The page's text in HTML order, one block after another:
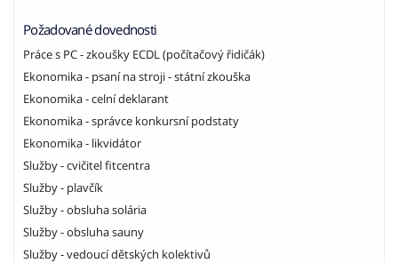
Požadované dovednosti
Práce s PC - zkoušky ECDL (počítačový řidičák)
Ekonomika - psaní na stroji - státní zkouška
Ekonomika - celní deklarant
Ekonomika - správce konkursní podstaty
Ekonomika - likvidátor
Služby - cvičitel fitcentra
Služby - plavčík
Služby - obsluha solária
Služby - obsluha sauny
Služby - vedoucí dětských kolektivů